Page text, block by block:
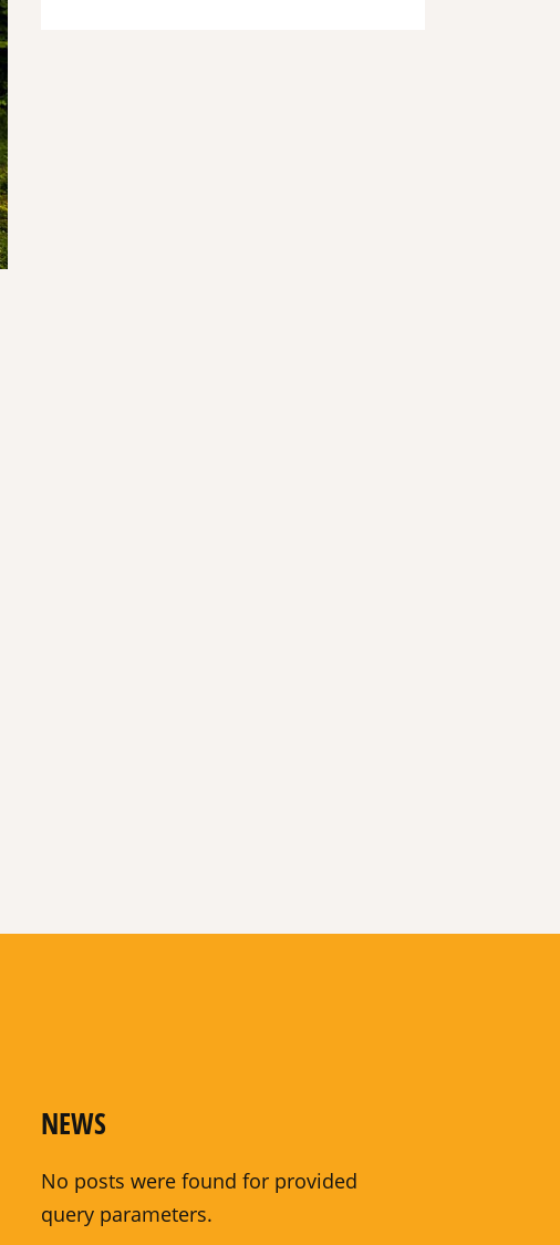
NEWS
No posts were found for provided
query parameters.